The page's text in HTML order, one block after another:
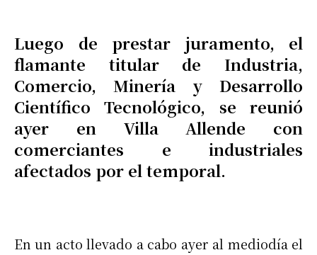
Luego de prestar juramento, el
flamante titular de Industria,
Comercio, Minería y Desarrollo
Científico Tecnológico, se reunió
ayer en Villa Allende con
comerciantes e industriales
afectados por el temporal.
En un acto llevado a cabo ayer al mediodía el